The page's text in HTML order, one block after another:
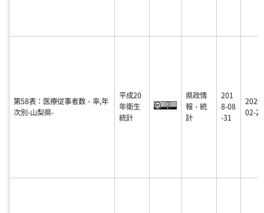
第58表：医療従事者数・率,年
次別-山梨県-
平成20
年衛生
統計
県政情
報・統
計
201
8-08
-31
2020-
02-25